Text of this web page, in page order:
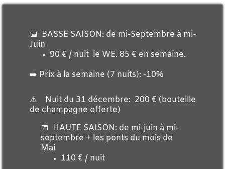
📅 BASSE SAISON: de mi-Septembre à mi-
Juin
90 € / nuit le WE. 85 € en semaine.
➡️ Prix à la semaine (7 nuits): -10%
⚠️ Nuit du 31 décembre: 200 € (bouteille
de champagne offerte)
📅 HAUTE SAISON: de mi-juin à mi-
septembre + les ponts du mois de
Mai
110 € / nuit